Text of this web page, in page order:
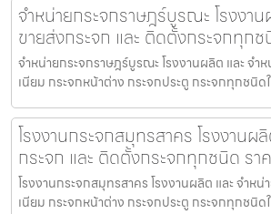
จำหน่ายกระจกราษฎร์บูรณะ โรงงา
ขายส่งกระจก และ ติดตั้งกระจกทุก
จำหน่ายกระจกราษฎร์บูรณะ โรงงานผลิต และ จำ
เนียม กระจกหน้าต่าง กระจกประตู กระจกทุกชนิด
โรงงานกระจกสมุทรสาคร โรงงานผ
กระจก และ ติดตั้งกระจกทุกชนิด รา
โรงงานกระจกสมุทรสาคร โรงงานผลิต และ จำห
เนียม กระจกหน้าต่าง กระจกประตู กระจกทุกชนิด